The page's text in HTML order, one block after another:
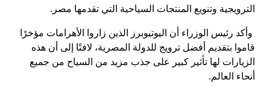
الترويجية وتنويع المنتجات السياحية التي تقدمها مصر.
وأكد رئيس الوزراء أن اليوتيوبرز الذين زاروا الأهرامات مؤخرًا
قاموا بتقديم أفضل ترويج للدولة المصرية، لافتًا إلى أن هذه
الزيارات لها تأثير كبير على جذب مزيد من السياح من جميع
أنحاء العالم.